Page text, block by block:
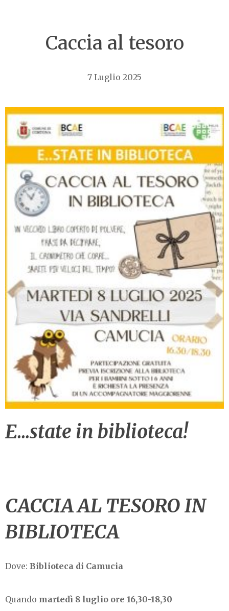
Caccia al tesoro
7 Luglio 2025
E…state in biblioteca!
CACCIA AL TESORO IN
BIBLIOTECA
Dove: Biblioteca di Camucia
Quando martedì 8 luglio ore 16,30-18,30